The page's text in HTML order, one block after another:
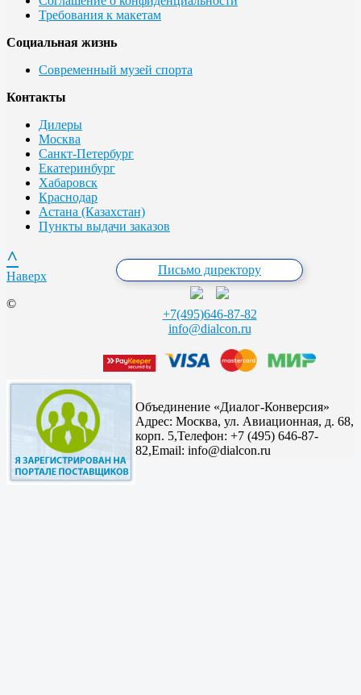
Требования к макетам
Социальная жизнь
Современный музей спорта
Контакты
Дилеры
Москва
Санкт-Петербург
Екатеринбург
Хабаровск
Краснодар
Астана (Казахстан)
Пункты выдачи заказов
Письмо директору
+7(495)646-87-82
info@dialcon.ru
^
Наверх
©
Объединение «Диалог-Конверсия»
Адрес: Москва, ул. Авиационная, д. 68,
корп. 5,Телефон: +7 (495) 646-87-
82,Email: info@dialcon.ru